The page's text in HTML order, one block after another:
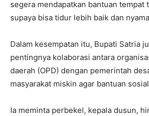
segera mendapatkan bantuan tempat
supaya bisa tidur lebih baik dan
Dalam kesempatan itu, Bupati Satria
pentingnya kolaborasi antara
daerah (OPD) dengan pemerintah
masyarakat miskin agar bantuan
Ia meminta perbekel, kepala dusun,